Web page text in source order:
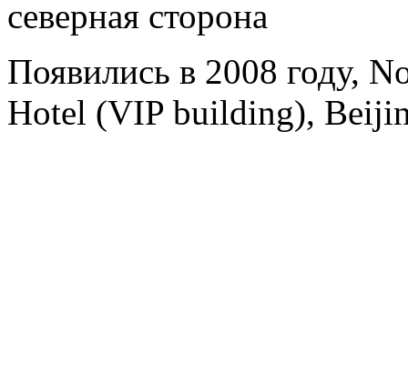
северная сторона
Появились в 2008 году,
Hotel (VIP building),